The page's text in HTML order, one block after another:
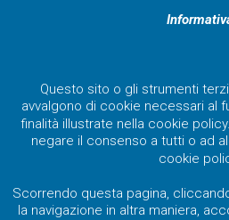
Questo sito o gli strumenti
avvalgono di cookie necessari al
finalità illustrate nella cookie
negare il consenso a tutti o ad
cookie
Scorrendo questa pagina,
la navigazione in altra maniera,